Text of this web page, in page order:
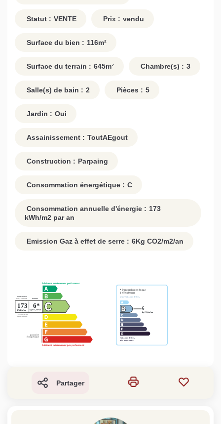
Statut : VENTE Prix : vendu
Surface du bien : 116m²
Surface du terrain : 645m² Chambre(s) : 3
Salle(s) de bain : 2 Pièces : 5
Jardin : Oui
Assainissement : ToutAEgout
Construction : Parpaing
Consommation énergétique : C
Consommation annuelle d'énergie : 173
kWh/m2 par an
Emission Gaz à effet de serre : 6Kg CO2/m2/an
Partager